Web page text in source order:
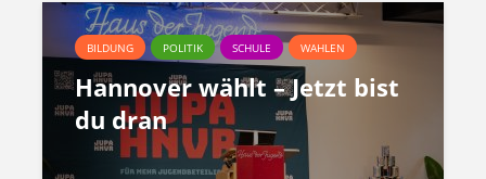
BILDUNG POLITIK SCHULE WAHLEN
Hannover wählt – Jetzt bist
du dran